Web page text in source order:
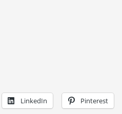
LinkedIn Pinterest